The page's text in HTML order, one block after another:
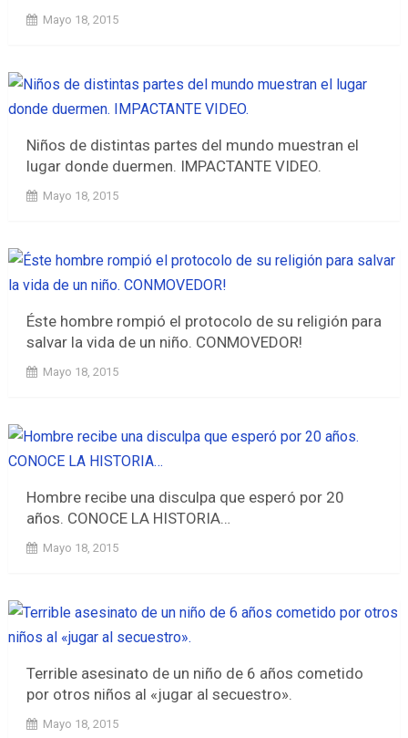
Mayo 18, 2015
Niños de distintas partes del mundo muestran el
lugar donde duermen. IMPACTANTE VIDEO.
Mayo 18, 2015
Éste hombre rompió el protocolo de su religión para
salvar la vida de un niño. CONMOVEDOR!
Mayo 18, 2015
Hombre recibe una disculpa que esperó por 20
años. CONOCE LA HISTORIA…
Mayo 18, 2015
Terrible asesinato de un niño de 6 años cometido
por otros niños al «jugar al secuestro».
Mayo 18, 2015